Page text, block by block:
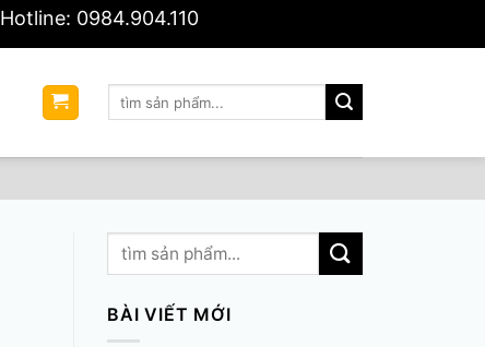
Hotline: 0984.904.110
Tìm
BÀI VIẾT MỚI